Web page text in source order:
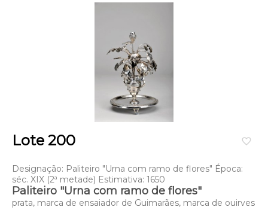
favorite_border
Lote 200
Designação: Paliteiro "Urna com ramo de flores" Época:
séc. XIX (2ª metade) Estimativa: 1650
Paliteiro "Urna com ramo de flores"
prata, marca de ensaiador de Guimarães, marca de ouirves